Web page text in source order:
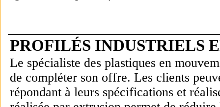
PROFILÉS INDUSTRIELS
Le spécialiste des plastiques en
de compléter son offre. Les clients
répondant à leurs spécifications et